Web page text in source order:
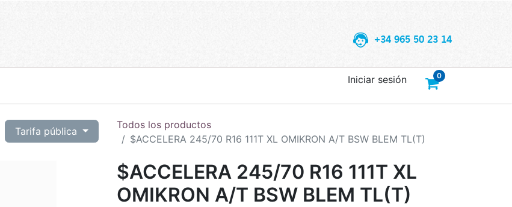
+34 965 50 23 14
0
Iniciar sesión
Tarifa pública
Todos los productos
$ACCELERA 245/70 R16 111T XL OMIKRON A/T BSW BLEM TL(T)
$ACCELERA 245/70 R16 111T XL
OMIKRON A/T BSW BLEM TL(T)